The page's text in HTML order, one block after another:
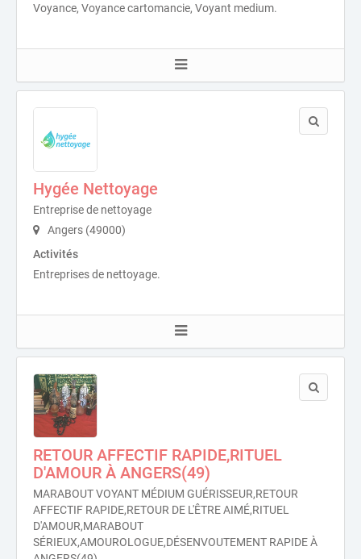
Voyance, Voyance cartomancie, Voyant medium.
Hygée Nettoyage
Entreprise de nettoyage
Angers (49000)
Activités
Entreprises de nettoyage.
RETOUR AFFECTIF RAPIDE,RITUEL
D'AMOUR À ANGERS(49)
MARABOUT VOYANT MÉDIUM GUÉRISSEUR,RETOUR
AFFECTIF RAPIDE,RETOUR DE L'ÊTRE AIMÉ,RITUEL
D'AMOUR,MARABOUT
SÉRIEUX,AMOUROLOGUE,DÉSENVOUTEMENT RAPIDE À